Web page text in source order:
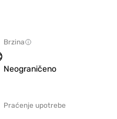
Brzina
Neograničeno
Praćenje upotrebe